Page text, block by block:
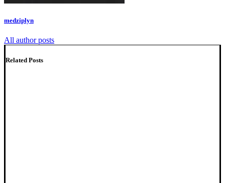
medziplyn
All author posts
Related Posts